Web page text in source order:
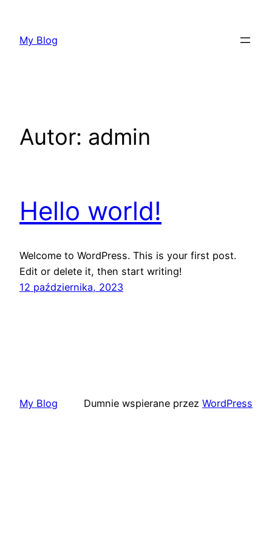
treściMy Blog
Autor: admin
Hello world!
Welcome to WordPress. This is your first post.
Edit or delete it, then start writing!
12 października, 2023
My Blog Dumnie wspierane przez WordPress